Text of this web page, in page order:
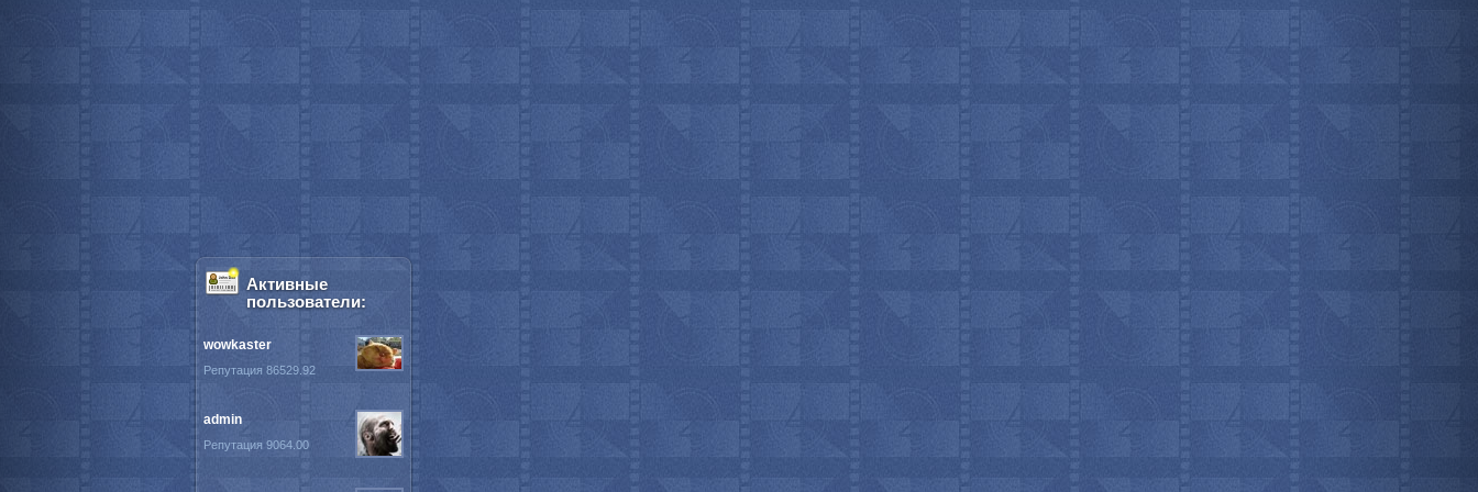
Активные
пользователи:
wowkaster
Репутация 86529.92
admin
Репутация 9064.00